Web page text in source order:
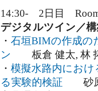
14:30- 2日目
デジタルツイン／
・ 石垣BIMの作成の
ン
板倉 健太, 林
・ 模擬水路内にお
る実験的検証 砂原